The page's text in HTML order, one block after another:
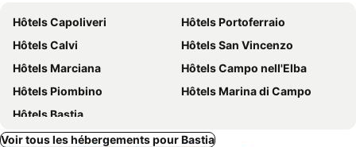
Hôtels Capoliveri
Hôtels Portoferraio
Hôtels Calvi
Hôtels San Vincenzo
Hôtels Marciana
Hôtels Campo nell'Elba
Hôtels Piombino
Hôtels Marina di Campo
Hôtels Bastia
Voir tous les hébergements pour Bastia